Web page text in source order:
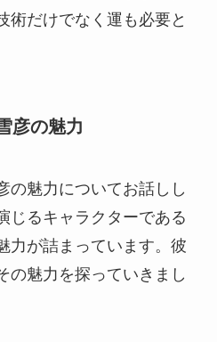
術だけでなく運も必要と
彦の魅力
の魅力についてお話しし
じるキャラクターである
力が詰まっています。彼
の魅力を探っていきまし